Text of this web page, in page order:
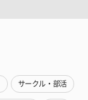
サークル・部活